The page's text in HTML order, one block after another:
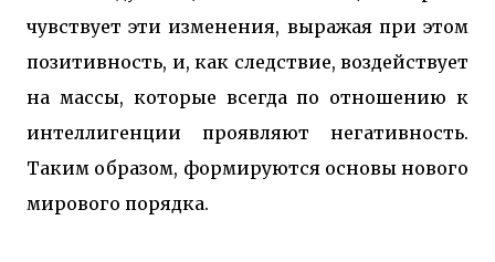
чувствует эти изменения, выражая при этом
позитивность, и, как следствие, воздействует
на массы, которые всегда по отношению к
интеллигенции проявляют негативность.
Таким образом, формируются основы нового
мирового порядка.